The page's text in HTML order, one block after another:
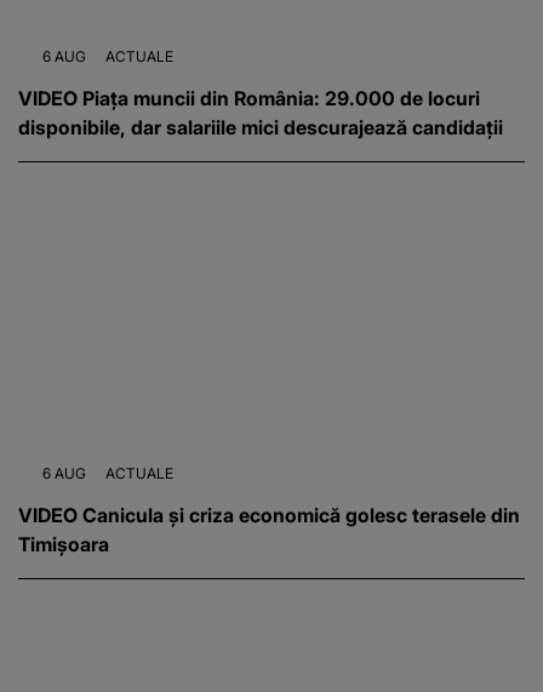
6 AUG ACTUALE
VIDEO Piața muncii din România: 29.000 de locuri
disponibile, dar salariile mici descurajează candidații
6 AUG ACTUALE
VIDEO Canicula și criza economică golesc terasele din
Timișoara